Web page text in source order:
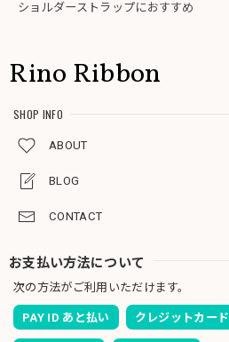
ショルダーストラップにおすすめ
Rino Ribbon
SHOP INFO
ABOUT
BLOG
CONTACT
お支払い方法について
次の方法がご利用いただけます。
PAY ID あと払い クレジットカード